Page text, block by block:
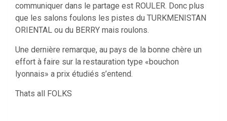
communiquer dans le partage est ROULER. Donc plus
que les salons foulons les pistes du TURKMENISTAN
ORIENTAL ou du BERRY mais roulons.
Une dernière remarque, au pays de la bonne chère un
effort à faire sur la restauration type «bouchon
lyonnais» a prix étudiés s’entend.
Thats all FOLKS